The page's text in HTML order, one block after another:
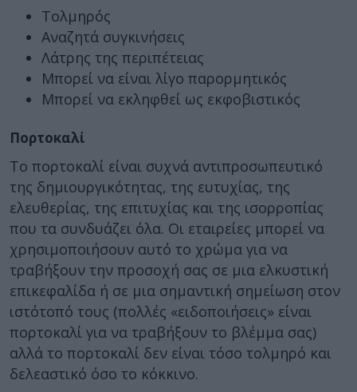
Τολμηρός
Αναζητά συγκινήσεις
Λάτρης της περιπέτειας
Μπορεί να είναι λίγο παρορμητικός
Μπορεί να εκληφθεί ως εκφοβιστικός
Πορτοκαλί
Το πορτοκαλί είναι συχνά αντιπροσωπευτικό
της δημιουργικότητας, της ευτυχίας, της
ελευθερίας, της επιτυχίας και της ισορροπίας
που τα συνδυάζει όλα. Οι εταιρείες μπορεί να
χρησιμοποιήσουν αυτό το χρώμα για να
τραβήξουν την προσοχή σας σε μια ελκυστική
επικεφαλίδα ή σε μια σημαντική σημείωση στον
ιστότοπό τους (πολλές «ειδοποιήσεις» είναι
πορτοκαλί για να τραβήξουν το βλέμμα σας)
αλλά το πορτοκαλί δεν είναι τόσο τολμηρό και
δελεαστικό όσο το κόκκινο.